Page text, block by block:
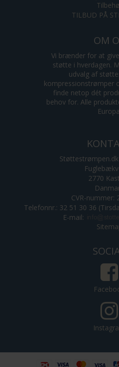
TILBUD PÅ
OM
Vi brænder for at
støtte i hverdagen.
udvalg af
kompressionstrømper
finde netop dét
behov for. Alle
2770
CVR-nummer:
Telefonnr.: 32 51 30 36
E-mail: